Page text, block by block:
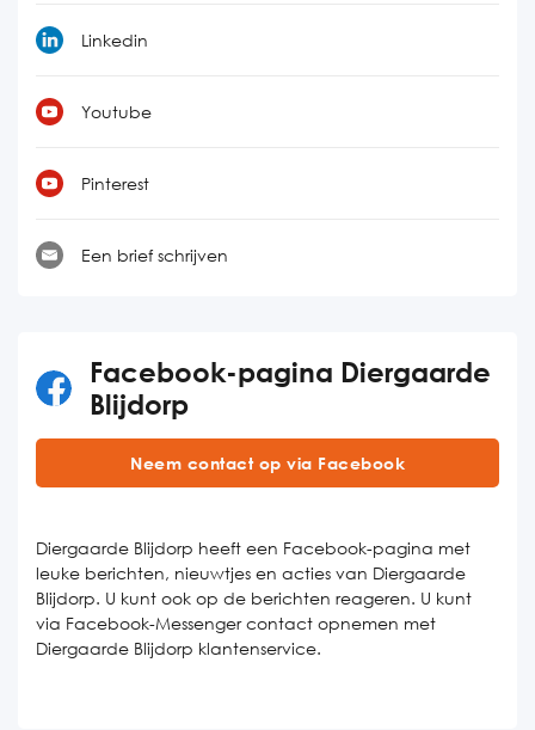
Linkedin
Youtube
Pinterest
Een brief schrijven
Facebook-pagina Diergaarde
Blijdorp
Neem contact op via Facebook
Diergaarde Blijdorp heeft een Facebook-pagina met
leuke berichten, nieuwtjes en acties van Diergaarde
Blijdorp. U kunt ook op de berichten reageren. U kunt
via Facebook-Messenger contact opnemen met
Diergaarde Blijdorp klantenservice.